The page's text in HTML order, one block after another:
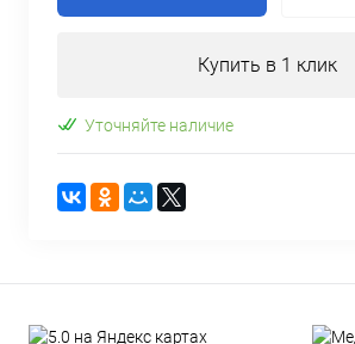
Купить в 1 клик
Уточняйте наличие